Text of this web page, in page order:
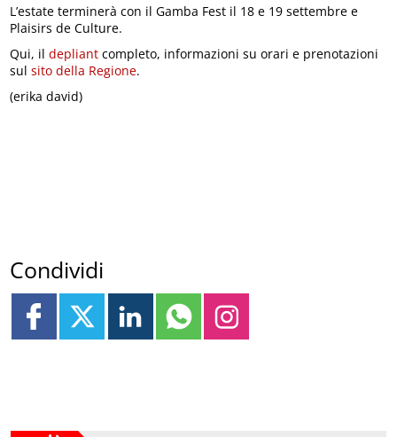
L’estate terminerà con il Gamba Fest il 18 e 19 settembre e
Plaisirs de Culture.
Qui, ildepliantcompleto, informazioni su orari e prenotazioni
sul sito della Regione.
(erika david)
Condividi